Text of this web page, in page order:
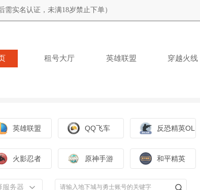
实名认证，未满18岁禁止下单）
租号大厅 英雄联盟 穿越火线
英雄联盟 QQ飞车 反恐精英OL
火影忍者 原神手游 和平精英
服务器